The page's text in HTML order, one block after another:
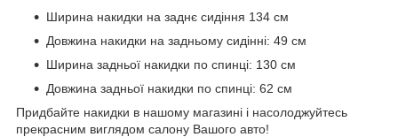
Ширина накидки на заднє сидіння 134 см
Довжина накидки на задньому сидінні: 49 см
Ширина задньої накидки по спинці: 130 см
Довжина задньої накидки по спинці: 62 см
Придбайте накидки в нашому магазині і насолоджуйтесь
прекрасним виглядом салону Вашого авто!